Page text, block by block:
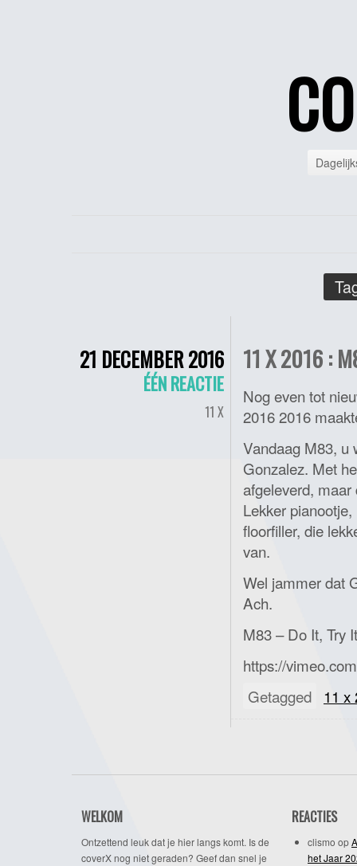
21 DECEMBER 2016
ÉÉN REACTIE
11 X
11 X 2016 :
Nog even tot
2016 2016
Vandaag M83, u
Gonzalez. Met
afgeleverd,
Lekker
floorfiller, die
van.
Wel jammer dat
Ach.
M83 – Do It, Try It
https://
Getagged
11 x
WELKOM
Ontzettend leuk dat je hier langs komt. Is de
coverX nog niet geraden? Geef dan snel je
REACTIES
clismo op
het Jaar